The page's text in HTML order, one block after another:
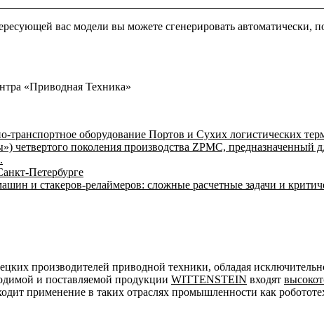
вас модели вы можете сгенерировать автоматически,
«Приводная Техника»
оборудование Портов и Сухих логистических
поколения производства ZPMC,
Петербурге
и стакеров-релаймеров: сложные расчетные задачи и
производителей приводной техники, обладая
и поставляемой продукции WITTENSTEIN входят
применение в таких отраслях промышленности как